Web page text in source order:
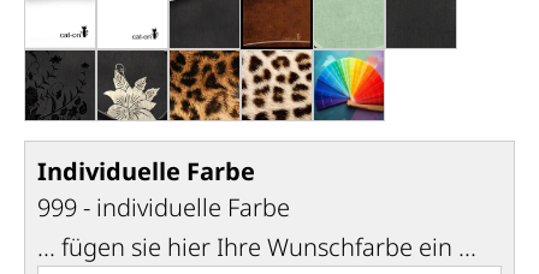
weiß mit Rand (000)weiß, gestrichen (000x)
schwarz, weißer Rand (000g)
braun antik (002b)
schwarz, schwarze Blumen (013b)
schwarz, Blumen silber (015)
leo (051)gepard (052)individuelle Farbe
Individuelle Farbe
999 - individuelle Farbe
... fügen sie hier Ihre Wunschfarbe ein ...